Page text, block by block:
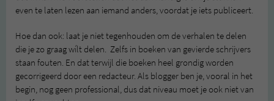
even te laten lezen aan iemand anders, voordat je iets publiceert.
Hoe dan ook: laat je niet tegenhouden om de verhalen te delen
die je zo graag wílt delen. Zelfs in boeken van gevierde schrijvers
staan fouten. En dat terwijl die boeken heel grondig worden
gecorrigeerd door een redacteur. Als blogger ben je, vooral in het
begin, nog geen professional, dus dat niveau moet je ook niet van